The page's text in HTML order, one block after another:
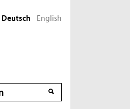
Deutsch English